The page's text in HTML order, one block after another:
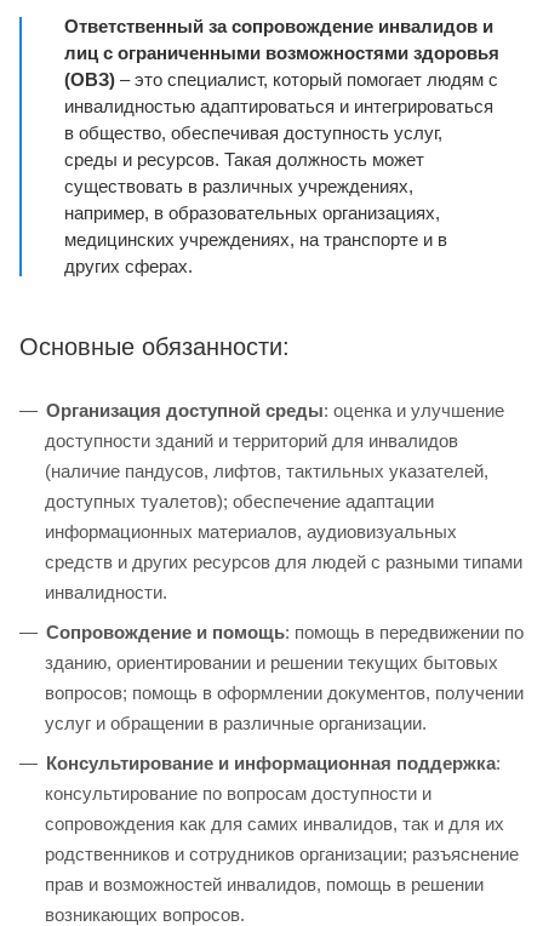
Ответственный за сопровождение инвалидов и
лиц с ограниченными возможностями здоровья
(ОВЗ) – это специалист, который помогает людям с
инвалидностью адаптироваться и интегрироваться
в общество, обеспечивая доступность услуг,
среды и ресурсов. Такая должность может
существовать в различных учреждениях,
например, в образовательных организациях,
медицинских учреждениях, на транспорте и в
других сферах.
Основные обязанности:
Организация доступной среды: оценка и улучшение
доступности зданий и территорий для инвалидов
(наличие пандусов, лифтов, тактильных указателей,
доступных туалетов); обеспечение адаптации
информационных материалов, аудиовизуальных
средств и других ресурсов для людей с разными типами
инвалидности.
Сопровождение и помощь: помощь в передвижении по
зданию, ориентировании и решении текущих бытовых
вопросов; помощь в оформлении документов, получении
услуг и обращении в различные организации.
Консультирование и информационная поддержка:
консультирование по вопросам доступности и
сопровождения как для самих инвалидов, так и для их
родственников и сотрудников организации; разъяснение
прав и возможностей инвалидов, помощь в решении
возникающих вопросов.